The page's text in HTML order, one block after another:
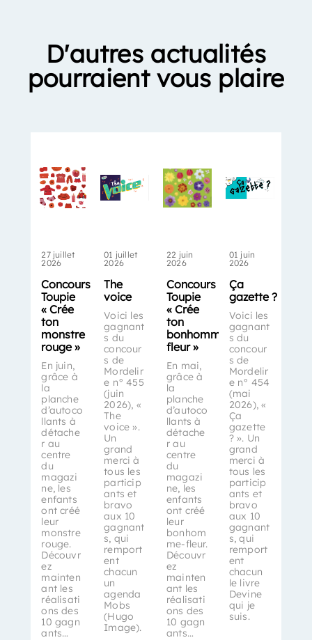
D'autres actualités
pourraient vous plaire
27 juillet
2026
Concours
Toupie
« Crée
ton
monstre
rouge »
En juin,
grâce à
la
planche
d’autoco
llants à
détache
r au
centre
du
magazi
ne, les
enfants
ont créé
leur
monstre
rouge.
Découvr
ez
mainten
ant les
réalisati
ons des
10 gagn
ants…
01 juillet
2026
The
voice
Voici les
gagnant
s du
concour
s de
Mordelir
e n° 455
(juin
2026), «
The
voice ».
Un
grand
merci à
tous les
particip
ants et
bravo
aux 10
gagnant
s, qui
remport
ent
chacun
un
agenda
Mobs
(Hugo
Image).
22 juin
2026
Concours
Toupie
« Crée
ton
bonhomme-
fleur »
En mai,
grâce à
la
planche
d’autoco
llants à
détache
r au
centre
du
magazi
ne, les
enfants
ont créé
leur
bonhom
me-fleur.
Découvr
ez
mainten
ant les
réalisati
ons des
10 gagn
ants…
01 juin
2026
Ça
gazette ?
Voici les
gagnant
s du
concour
s de
Mordelir
e n° 454
(mai
2026), «
Ça
gazette
? ». Un
grand
merci à
tous les
particip
ants et
bravo
aux 10
gagnant
s, qui
remport
ent
chacun
le livre
Devine
qui je
suis.